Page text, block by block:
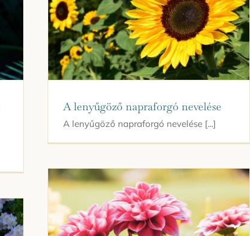
A lenyűgöző napraforgó nevelése
A lenyűgöző napraforgó nevelése [...]